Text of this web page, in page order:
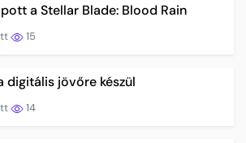
a Stellar Blade: Blood Rain
15
digitális jövőre készül
14